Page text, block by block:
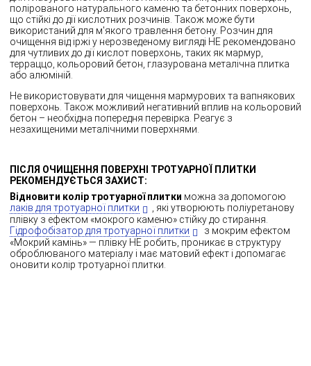
полірованого натурального каменю та бетонних поверхонь,
що стійкі до дії кислотних розчинів. Також може бути
використаний для м'якого травлення бетону. Розчин для
очищення від іржі у нерозведеному вигляді НЕ рекомендовано
для чутливих до дії кислот поверхонь, таких як мармур,
терраццо, кольоровий бетон, глазурована металічна плитка
або алюміній.
Не використовувати для чищення мармурових та вапнякових
поверхонь. Також можливий негативний вплив на кольоровий
бетон – необхідна попередня перевірка. Реагує з
незахищеними металічними поверхнями.
ПІСЛЯ ОЧИЩЕННЯ ПОВЕРХНІ ТРОТУАРНОЇ ПЛИТКИ
РЕКОМЕНДУЄТЬСЯ ЗАХИСТ:
Відновити колір тротуарної плитки можна за допомогою
лаків для тротуарної плитки
, які утворюють поліуретанову
плівку з ефектом «мокрого каменю» стійку до стирання.
Гідрофобізатор для тротуарної плитки
з мокрим ефектом
«Мокрий камінь» — плівку НЕ робить, проникає в структуру
оброблюваного матеріалу і має матовий ефект і допомагає
оновити колір тротуарної плитки.